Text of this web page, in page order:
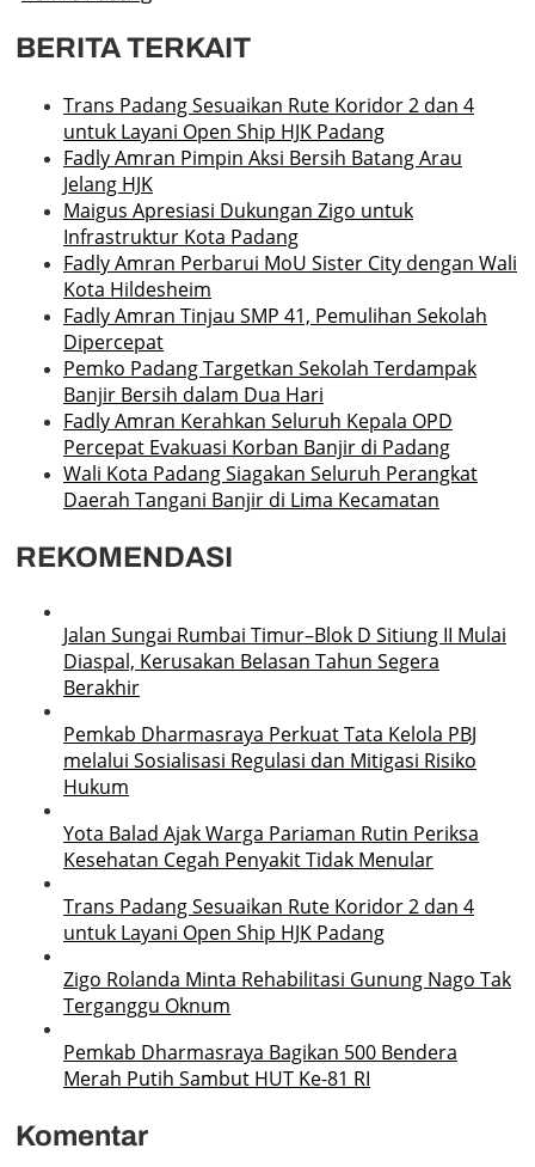
BERITA TERKAIT
Trans Padang Sesuaikan Rute Koridor 2 dan 4
untuk Layani Open Ship HJK Padang
Fadly Amran Pimpin Aksi Bersih Batang Arau
Jelang HJK
Maigus Apresiasi Dukungan Zigo untuk
Infrastruktur Kota Padang
Fadly Amran Perbarui MoU Sister City dengan Wali
Kota Hildesheim
Fadly Amran Tinjau SMP 41, Pemulihan Sekolah
Dipercepat
Pemko Padang Targetkan Sekolah Terdampak
Banjir Bersih dalam Dua Hari
Fadly Amran Kerahkan Seluruh Kepala OPD
Percepat Evakuasi Korban Banjir di Padang
Wali Kota Padang Siagakan Seluruh Perangkat
Daerah Tangani Banjir di Lima Kecamatan
REKOMENDASI
Jalan Sungai Rumbai Timur–Blok D Sitiung II Mulai
Diaspal, Kerusakan Belasan Tahun Segera
Berakhir
Pemkab Dharmasraya Perkuat Tata Kelola PBJ
melalui Sosialisasi Regulasi dan Mitigasi Risiko
Hukum
Yota Balad Ajak Warga Pariaman Rutin Periksa
Kesehatan Cegah Penyakit Tidak Menular
Trans Padang Sesuaikan Rute Koridor 2 dan 4
untuk Layani Open Ship HJK Padang
Zigo Rolanda Minta Rehabilitasi Gunung Nago Tak
Terganggu Oknum
Pemkab Dharmasraya Bagikan 500 Bendera
Merah Putih Sambut HUT Ke-81 RI
Komentar